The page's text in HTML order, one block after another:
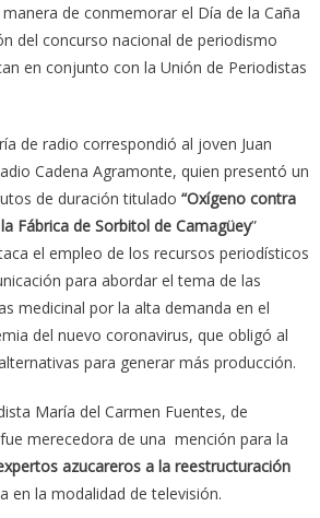
de conmemorar el Día de la Caña
del concurso nacional de periodismo
en conjunto con la Unión de Periodistas
de radio correspondió al joven Juan
Cadena Agramonte, quien presentó un
de duración titulado “Oxígeno contra
Fábrica de Sorbitol de Camagüey”
el empleo de los recursos periodísticos
para abordar el tema de las
medicinal por la alta demanda en el
del nuevo coronavirus, que obligó al
para generar más producción.
María del Carmen Fuentes, de
merecedora de una mención para la
azucareros a la reestructuración
en la modalidad de televisión.